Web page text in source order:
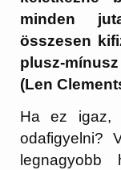
minden
összesen
plusz-
(Len
Ha ez igaz,
odafigyelni?